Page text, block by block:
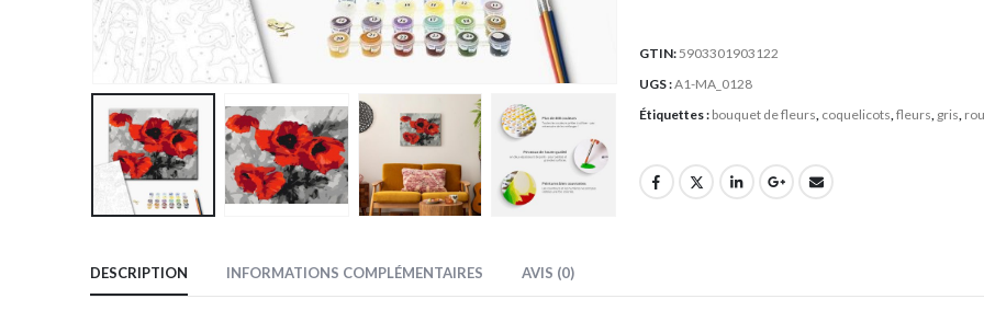
GTIN: 5903301903122
UGS :A1-MA_0128
Étiquettes : bouquet de fleurs coquelicots fleurs gris
DESCRIPTION INFORMATIONS COMPLÉMENTAIRES AVIS (0)